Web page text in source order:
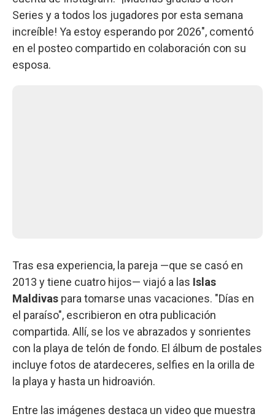
Series y a todos los jugadores por esta semana
increíble! Ya estoy esperando por 2026", comentó
en el posteo compartido en colaboración con su
esposa.
Tras esa experiencia, la pareja —que se casó en
2013 y tiene cuatro hijos— viajó a las Islas
Maldivas para tomarse unas vacaciones. "Días en
el paraíso", escribieron en otra publicación
compartida. Allí, se los ve abrazados y sonrientes
con la playa de telón de fondo. El álbum de postales
incluye fotos de atardeceres, selfies en la orilla de
la playa y hasta un hidroavión.
Entre las imágenes destaca un video que muestra